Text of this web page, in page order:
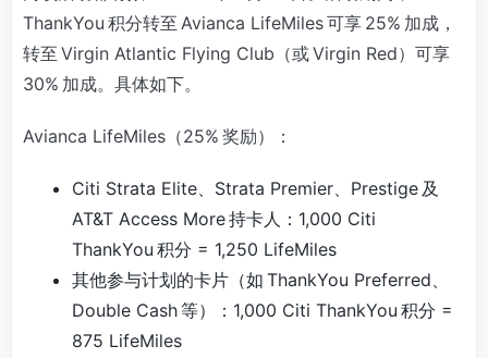
ThankYou 积分转至 Avianca LifeMiles 可享 25% 加成，
转至 Virgin Atlantic Flying Club（或 Virgin Red）可享
30% 加成。具体如下。
Avianca LifeMiles（25% 奖励）：
Citi Strata Elite、Strata Premier、Prestige 及
AT&T Access More 持卡人：1,000 Citi
ThankYou 积分 = 1,250 LifeMiles
其他参与计划的卡片（如 ThankYou Preferred、
Double Cash 等）：1,000 Citi ThankYou 积分 =
875 LifeMiles